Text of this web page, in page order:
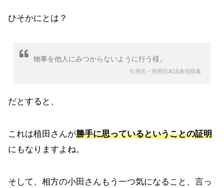
ひそかにとは？
物事を他人にみつからないように行う様。
引用元・実用日本語表現辞典
だとすると、
これは植田さんが勝手に思っているということの証明
にもなりますよね。
そして、相方の小田さんもう一つ気になること、言っ